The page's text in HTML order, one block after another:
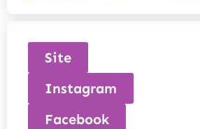
Site
Instagram
Facebook